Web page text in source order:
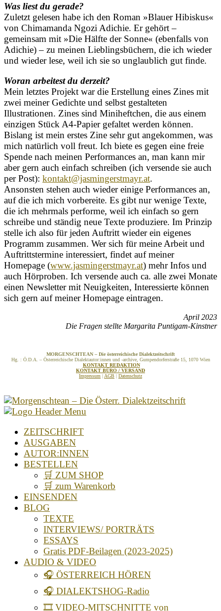
Was liest du gerade?
Zuletzt gelesen habe ich den Roman »Blauer Hibiskus«
von Chimamanda Ngozi Adichie. Er gehört –
gemeinsam mit »Die Hälfte der Sonne« (ebenfalls von
Adichie) – zu meinen Lieblingsbüchern, die ich wieder
und wieder lese, weil ich sie so unglaublich gut finde.
Woran arbeitest du derzeit?
Mein letztes Projekt war die Erstellung eines Zines mit
zwei meiner Gedichte und selbst gestalteten
Illustrationen. Zines sind Miniheftchen, die aus einem
einzigen Stück A4-Papier gefaltet werden können.
Bislang ist mein erstes Zine sehr gut angekommen, was
mich natürlich voll freut. Ich biete es gegen eine freie
Spende nach meinen Performances an, man kann mir
aber gern auch einfach schreiben (ich versende sie auch
per Post): kontakt@jasmingerstmayr.at.
Ansonsten stehen auch wieder einige Performances an,
auf die ich mich vorbereite. Es gibt nur wenige Texte,
die ich mehrmals performe, weil ich einfach so gern
schreibe und ständig neue Texte produziere. Im Prinzip
stelle ich also für jeden Auftritt wieder ein eigenes
Programm zusammen. Wer sich für meine Arbeit und
Auftrittstermine interessiert, findet auf meiner
Homepage (www.jasmingerstmayr.at) mehr Infos und
auch Hörproben. Ich versende auch ca. alle zwei Monate
einen Newsletter mit Neuigkeiten, Interessierte können
sich gern auf meiner Homepage eintragen.
April 2023
Die Fragen stellte Margarita Puntigam-Kinstner
MORGENSCHTEAN – Die österreichische Dialektzeitschrift
Hg. : Ö.D.A. – Österreichische Dialektautor:innen und -archive, Gumpendorferstraße 15, 1070 Wien
KONTAKT REDAKTION
KONTAKT BÜRO / VERSAND
Impressum
AGB Datenschutz
ZEITSCHRIFT
AUSGABEN
AUTOR:INNEN
BESTELLEN
🛒 ZUM SHOP
🛒 zum Warenkorb
EINSENDEN
BLOG
TEXTE
INTERVIEWS/ PORTRÄTS
ESSAYS
Gratis PDF-Beilagen (2023-2025)
AUDIO & VIDEO
🎧 ÖSTERREICH HÖREN
🎧 DIALEKTSHOG-Radio
🎞️ VIDEO-MITSCHNITTE von